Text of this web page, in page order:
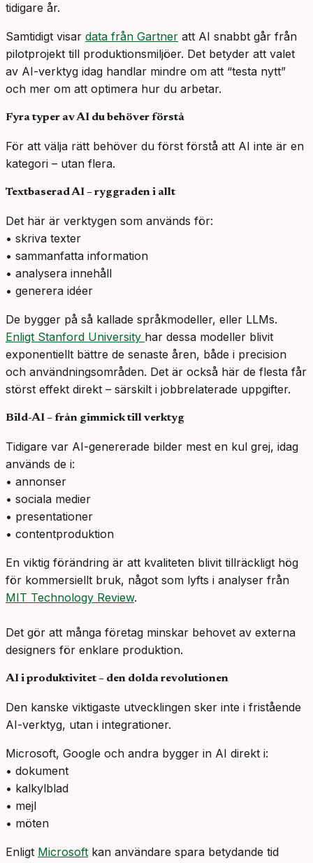
tidigare år.
Samtidigt visar data från Gartner att AI snabbt går från
pilotprojekt till produktionsmiljöer. Det betyder att valet
av AI-verktyg idag handlar mindre om att “testa nytt”
och mer om att optimera hur du arbetar.
Fyra typer av AI du behöver förstå
För att välja rätt behöver du först förstå att AI inte är en
kategori – utan flera.
Textbaserad AI – ryggraden i allt
Det här är verktygen som används för:
• skriva texter
• sammanfatta information
• analysera innehåll
• generera idéer
De bygger på så kallade språkmodeller, eller LLMs.
Enligt Stanford University har dessa modeller blivit
exponentiellt bättre de senaste åren, både i precision
och användningsområden. Det är också här de flesta får
störst effekt direkt – särskilt i jobbrelaterade uppgifter.
Bild-AI – från gimmick till verktyg
Tidigare var AI-genererade bilder mest en kul grej, idag
används de i:
• annonser
• sociala medier
• presentationer
• contentproduktion
En viktig förändring är att kvaliteten blivit tillräckligt hög
för kommersiellt bruk, något som lyfts i analyser från
MIT Technology Review.
Det gör att många företag minskar behovet av externa
designers för enklare produktion.
AI i produktivitet – den dolda revolutionen
Den kanske viktigaste utvecklingen sker inte i fristående
AI-verktyg, utan i integrationer.
Microsoft, Google och andra bygger in AI direkt i:
• dokument
• kalkylblad
• mejl
• möten
Enligt Microsoft kan användare spara betydande tid